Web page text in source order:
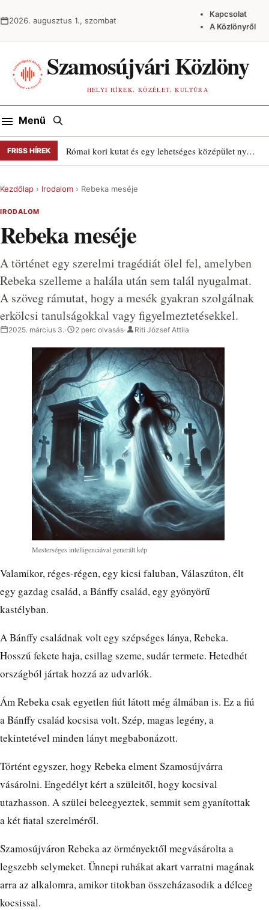
2026. augusztus 1., szombat
Kapcsolat
A Közlönyről
Szamosújvári Közlöny
HELYI HÍREK, KÖZÉLET, KULTÚRA
Menü Keresés
FRISS HÍREK Római kori kutat és egy lehetséges középület nyomait találták Szamosújváron
Kezdőlap › Irodalom › Rebeka meséje
IRODALOM
Rebeka meséje
A történet egy szerelmi tragédiát ölel fel, amelyben
Rebeka szelleme a halála után sem talál nyugalmat.
A szöveg rámutat, hogy a mesék gyakran szolgálnak
erkölcsi tanulságokkal vagy figyelmeztetésekkel.
2025. március 3.· 2 perc olvasás· Riti József Attila
Mesterséges intelligenciával generált kép
Valamikor, réges-régen, egy kicsi faluban, Válaszúton, élt
egy gazdag család, a Bánffy család, egy gyönyörű
kastélyban.
A Bánffy családnak volt egy szépséges lánya, Rebeka.
Hosszú fekete haja, csillag szeme, sudár termete. Hetedhét
országból jártak hozzá az udvarlók.
Ám Rebeka csak egyetlen fiút látott még álmában is. Ez a fiú
a Bánffy család kocsisa volt. Szép, magas legény, a
tekintetével minden lányt megbabonázott.
Történt egyszer, hogy Rebeka elment Szamosújvárra
vásárolni. Engedélyt kért a szüleitől, hogy kocsival
utazhasson. A szülei beleegyeztek, semmit sem gyanítottak
a két fiatal szerelméről.
Szamosújváron Rebeka az örményektől megvásárolta a
legszebb selymeket. Ünnepi ruhákat akart varratni magának
arra az alkalomra, amikor titokban összeházasodik a délceg
kocsissal.